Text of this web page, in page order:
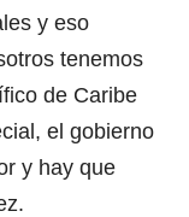
y eso
tenemos
de Caribe
el gobierno
y hay que
.